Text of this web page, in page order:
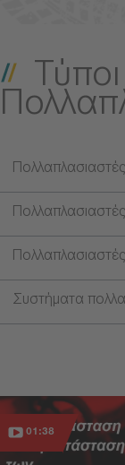
Τύποι
Συστήματα
01:38